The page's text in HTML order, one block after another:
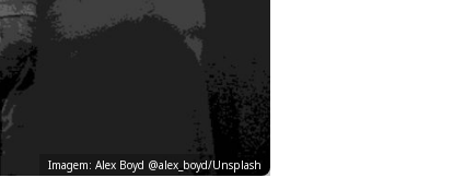
Imagem: Alex Boyd @alex_boyd/Unsplash